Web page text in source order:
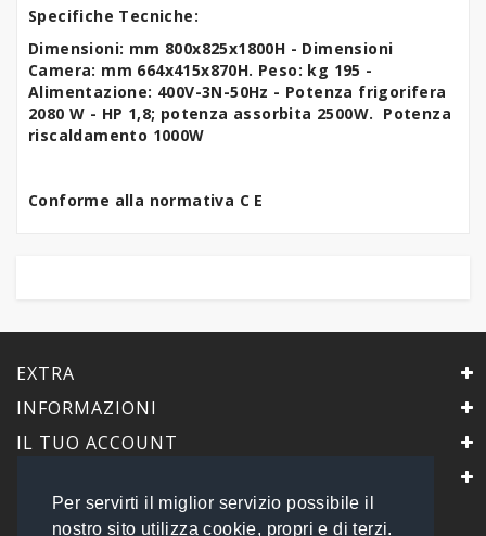
Per servirti il miglior servizio possibile il
nostro sito utilizza cookie, propri e di terzi.
Specifiche Tecniche:
Dimensioni: mm 800x825x1800H - Dimensioni
Camera: mm 664x415x870H. Peso: kg 195 -
Alimentazione: 400V-3N-50Hz - Potenza frigorifera
2080 W - HP 1,8; potenza assorbita 2500W. Potenza
riscaldamento 1000W
Conforme alla normativa C E
EXTRA
INFORMAZIONI
IL TUO ACCOUNT
PrimaScelta Point